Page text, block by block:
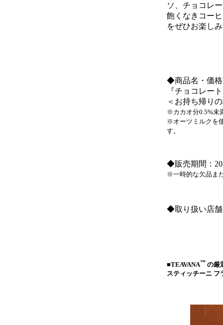
ソ、チョコレ
飽くなきコー
をぜひお楽しみ
◆商品名・価格
『チョコレー
＜お持ち帰り
※カカオ分0.5%未
※オーツミルクを
す。
◆販売期間：
※一時的な欠品ま
◆取り扱い店舗
■TEAVANA™の厳
スティッチーニ フ